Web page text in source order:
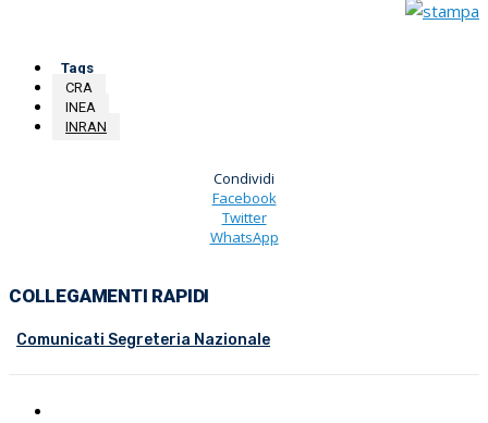
Tags
CRA
INEA
INRAN
Condividi
Facebook
Twitter
WhatsApp
COLLEGAMENTI RAPIDI
Comunicati Segreteria Nazionale